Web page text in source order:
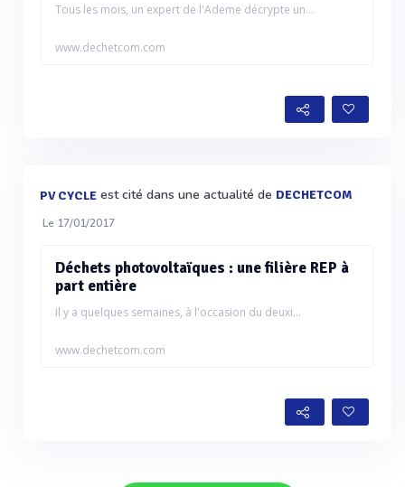
Tous les mois, un expert de l'Ademe décrypte un...
www.dechetcom.com
PV CYCLE est cité dans une actualité de DECHETCOM
Le 17/01/2017
Déchets photovoltaïques : une filière REP à
part entière
Il y a quelques semaines, à l'occasion du deuxi...
www.dechetcom.com